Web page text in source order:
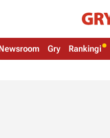
Gry Rankingi